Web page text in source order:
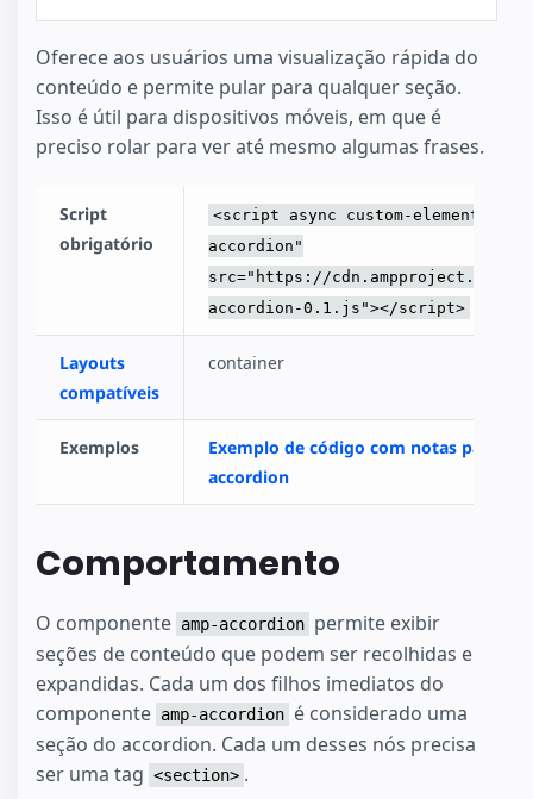
Oferece aos usuários uma visualização rápida do
conteúdo e permite pular para qualquer seção.
Isso é útil para dispositivos móveis, em que é
preciso rolar para ver até mesmo algumas frases.
Script
obrigatório
<script async custom-
accordion"
src="https://cdn.ampproject.org/
accordion-0.1.js"></script>
Layouts
compatíveis
container
Exemplos
Exemplo de código com notas para
accordion
Comportamento
O componente amp-accordion permite exibir
seções de conteúdo que podem ser recolhidas e
expandidas. Cada um dos filhos imediatos do
componente amp-accordion é considerado uma
seção do accordion. Cada um desses nós precisa
ser uma tag <section> .